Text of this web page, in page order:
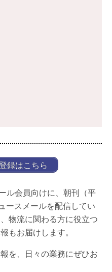
録はこちら
ル会員向けに、朝刊（平
ースメールを配信してい
物流に関わる方に役立つ
もお届けします。
を、日々の業務にぜひお